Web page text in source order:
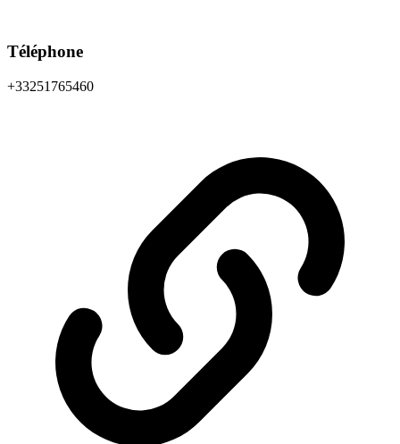
Téléphone
+33251765460